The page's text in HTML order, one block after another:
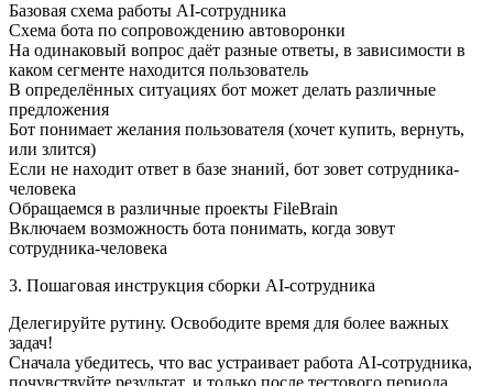
Базовая схема работы AI-сотрудника
Схема бота по сопровождению автоворонки
На одинаковый вопрос даёт разные ответы, в зависимости в
каком сегменте находится пользователь
В определённых ситуациях бот может делать различные
предложения
Бот понимает желания пользователя (хочет купить, вернуть,
или злится)
Если не находит ответ в базе знаний, бот зовет сотрудника-
человека
Обращаемся в различные проекты FileBrain
Включаем возможность бота понимать, когда зовут
сотрудника-человека
3. Пошаговая инструкция сборки AI-сотрудника
Делегируйте рутину. Освободите время для более важных
задач!
Сначала убедитесь, что вас устраивает работа AI‑сотрудника,